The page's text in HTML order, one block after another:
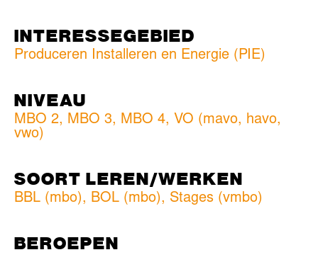
INTERESSEGEBIED
Produceren Installeren en Energie (PIE)
NIVEAU
MBO 2, MBO 3, MBO 4, VO (mavo, havo,
vwo)
SOORT LEREN/WERKEN
BBL (mbo), BOL (mbo), Stages (vmbo)
BEROEPEN